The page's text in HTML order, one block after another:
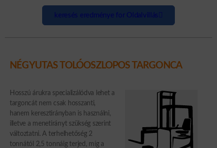
keresés eredménye for Oldalvillás
NÉGYUTAS TOLÓOSZLOPOS TARGONCA
Hosszú árukra specializálódva lehet a
targoncát nem csak hosszanti,
hanem keresztirányban is használni,
illetve a menetirányt szükség szerint
változtatni. A terhelhetőség 2
tonnától 2,5 tonnáig terjed, míg a